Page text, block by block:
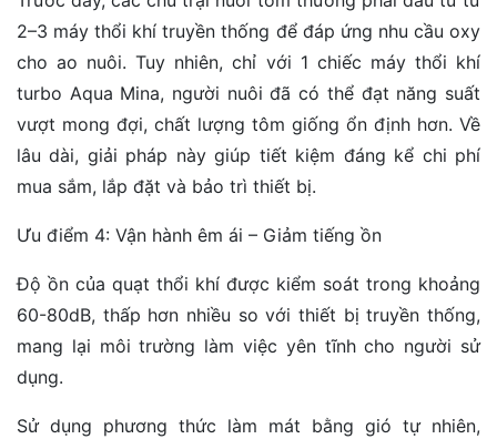
2–3 máy thổi khí truyền thống để đáp ứng nhu cầu oxy
cho ao nuôi. Tuy nhiên, chỉ với 1 chiếc máy thổi khí
turbo Aqua Mina, người nuôi đã có thể đạt năng suất
vượt mong đợi, chất lượng tôm giống ổn định hơn. Về
lâu dài, giải pháp này giúp tiết kiệm đáng kể chi phí
mua sắm, lắp đặt và bảo trì thiết bị.
Ưu điểm 4: Vận hành êm ái – Giảm tiếng ồn
Độ ồn của quạt thổi khí được kiểm soát trong khoảng
60-80dB, thấp hơn nhiều so với thiết bị truyền thống,
mang lại môi trường làm việc yên tĩnh cho người sử
dụng.
Sử dụng phương thức làm mát bằng gió tự nhiên,